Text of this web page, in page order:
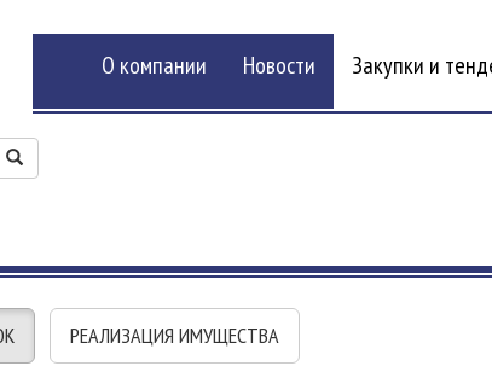
О компании Новости Закупки и
РЕАЛИЗАЦИЯ ИМУЩЕСТВА